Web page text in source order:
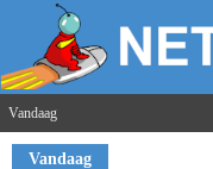
Vandaag
Vandaag